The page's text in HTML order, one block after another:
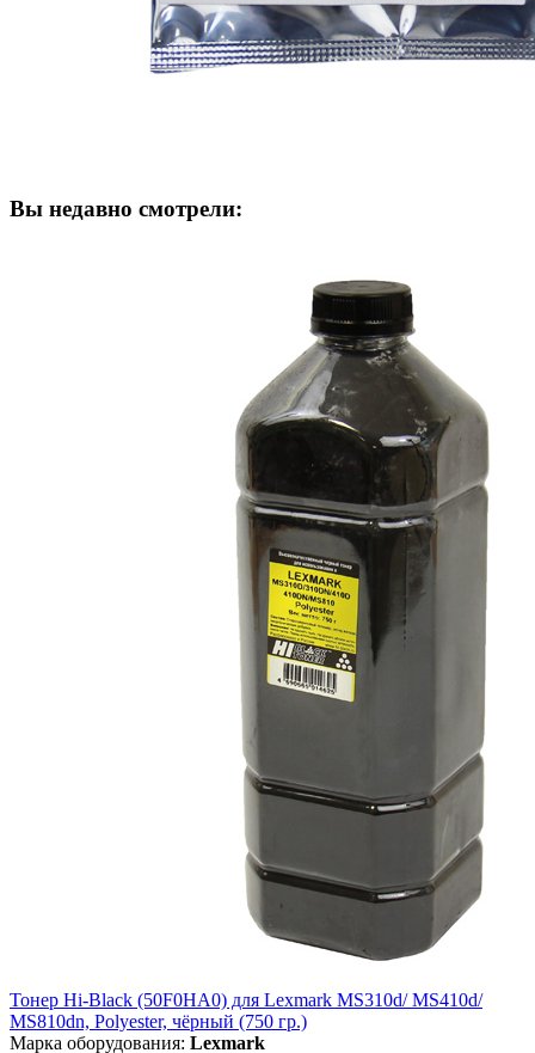
Вы недавно смотрели:
Тонер Hi-Black (50F0HA0) для Lexmark MS310d/ MS410d/
MS810dn, Polyester, чёрный (750 гр.)
Марка оборудования: Lexmark